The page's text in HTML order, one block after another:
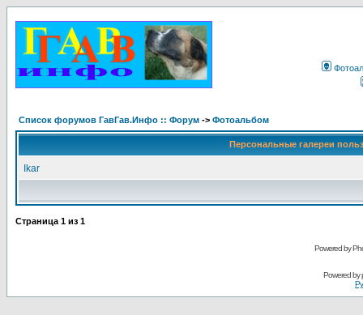
Список форумов ГавГав.Инфо :: Форум -> Фотоальбом
Персональные галереи
Ikar
Страница 1 из 1
Powered by
Powered by